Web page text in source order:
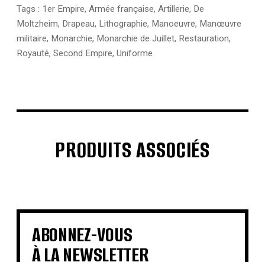
Tags : 1er Empire, Armée française, Artillerie, De
Moltzheim, Drapeau, Lithographie, Manoeuvre, Manœuvre
militaire, Monarchie, Monarchie de Juillet, Restauration,
Royauté, Second Empire, Uniforme
PRODUITS ASSOCIÉS
€
€
€ €
€
€ €
ABONNEZ-VOUS
À LA NEWSLETTER